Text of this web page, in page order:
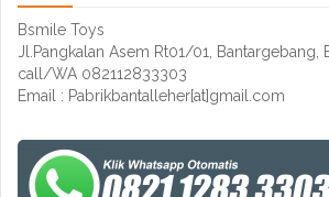
Bsmile Toys
Jl.Pangkalan Asem Rt01/01, Bantargebang,
call/WA 082112833303
Email : Pabrikbantalleher[at]gmail.com